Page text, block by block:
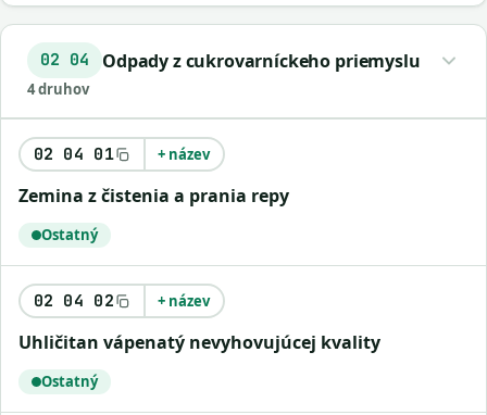
02 04 Odpady z cukrovarníckeho priemyslu
4 druhov
02 04 01 + název
zemina z čistenia a prania repy
Ostatný
02 04 02 + název
uhličitan vápenatý nevyhovujúcej kvality
Ostatný